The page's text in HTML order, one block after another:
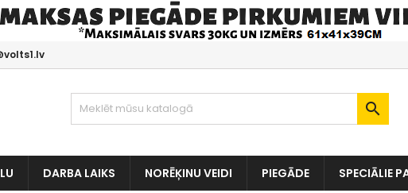

DARBA LAIKS NORĒĶINU VEIDI PIEGĀDE SPECIĀLIE